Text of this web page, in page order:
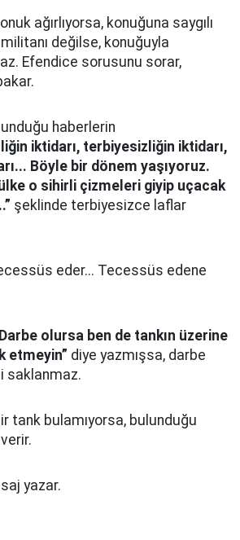
ağırlıyorsa, konuğuna saygılı
değilse, konuğuyla
Efendice sorusunu sorar,
haberlerin
iktidarı, terbiyesizliğin iktidarı,
Böyle bir dönem yaşıyoruz.
o sihirli çizmeleri giyip uçacak
şeklinde terbiyesizce laflar
eder... Tecessüs edene
olursa ben de tankın üzerine
etmeyin” diye yazmışsa, darbe
saklanmaz.
tank bulamıyorsa, bulunduğu
yazar.